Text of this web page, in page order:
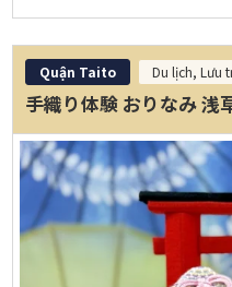
Quận Taito Du lịch, Lưu
手織り体験 おりなみ 浅